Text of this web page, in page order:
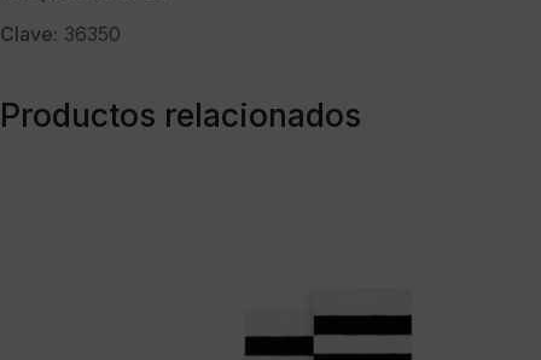
Clave: 36350
Productos relacionados